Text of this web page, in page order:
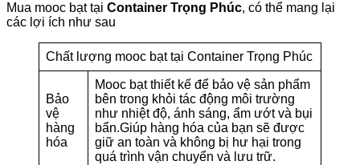
Mua mooc bạt tại Container Trọng Phúc, có thể mang lại
các lợi ích như sau
Chất lượng mooc bạt tại Container Trọng Phúc
Bảo
vệ
hàng
hóa
Mooc bạt thiết kế để bảo vệ sản phẩm
bên trong khỏi tác động môi trường
như nhiệt độ, ánh sáng, ẩm ướt và bụi
bẩn.Giúp hàng hóa của bạn sẽ được
giữ an toàn và không bị hư hại trong
quá trình vận chuyển và lưu trữ.